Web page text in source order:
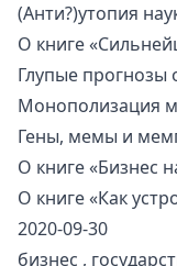
(Анти?)утопия
О книге
Глупые прогнозы
Монополизация
Гены, мемы и
О книге «Бизнес
О книге «Как
2020-09-30
бизнес ,